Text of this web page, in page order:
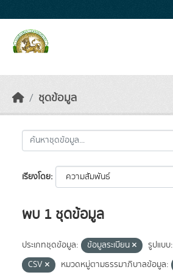
ชุดข้อมูล
เรียงโดย
พบ 1 ชุดข้อมูล
ประเภทชุดข้อมูล: ข้อมูลระเบียน รูปแบบ:
CSV
หมวดหมู่ตามธรรมาภิบาลข้อมูล: